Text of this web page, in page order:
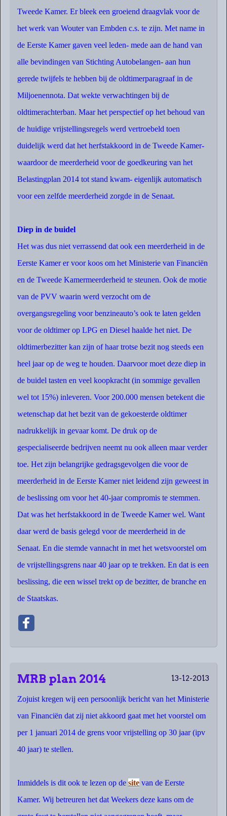
Tweede Kamer. Er bleek een groeiend draagvlak voor de
het werk van Wouter van Embden c.s. te zijn. Met name in
de Eerste Kamer gaven veel leden- mede aan de hand van
alle bevindingen van Stichting Autobelangen- aan hun
gerede twijfels te hebben bij de oldtimerparagraaf in de
Miljoenennota. Dat wekte verwachtingen bij de
oldtimerachterban. Maar het perspectief op het behoud van
de huidige vrijstellingsregels werd vertroebeld toen
duidelijk werd dat het herfstakkoord in de Tweede Kamer-
waardoor de meerderheid voor de goedkeuring van het
Belastingplan 2014 tot stand kwam- eigenlijk automatisch
voor een zelfde meerderheid zorgde in de Senaat.
Diep in de buidel
Het was dus niet verrassend dat ook een meerderheid in de
Eerste Kamer er voor koos om het Ministerie van Financiën
en de Tweede Kamermeerderheid te steunen. Ook de motie
van de PVV waarin werd verzocht om de
overgangsregeling voor benzineauto’s ook te laten gelden
voor de oldtimer op LPG en Diesel haalde het niet. De
oldtimerbezitter kan zijn of haar trotse bezit nog steeds een
heel jaar op de weg te houden. Daarvoor moet deze diep in
de buidel tasten en veel koopkracht (in sommige gevallen
wel tot 15%) inleveren. Voor 200.000 mensen betekent die
wetenschap dat het bezit van de gekoesterde oldtimer
nadrukkelijk in gevaar komt. De druk op de
gespecialiseerde bedrijven neemt nu ook alleen maar verder
toe. Het zijn belangrijke gedragsgevolgen die voor de
meerderheid in de Eerste Kamer niet leidend zijn geweest in
de beslissing om voor het 40-jaar compromis te stemmen.
Dat was het herfstakkoord in de Tweede Kamer wel. Want
daar werd de basis gelegd voor de meerderheid in de
Senaat. En die stemde vannacht in met het wetsvoorstel om
de vrijstellingsgrens naar 40 jaar op te trekken. En dat is een
beslissing, die een wissel trekt op de bezitter, de branche en
de Staatskas.
13-12-2013
MRB plan 2014
Zojuist kregen wij een persoonlijk bericht van het Ministerie
van Financiën dat zij niet akkoord gaat met het voorstel om
per 1 januari 2014 de grens voor vrijstelling op 30 jaar (ipv
40 jaar) te stellen.
Inmiddels is dit ook te lezen op de sitevan de Eerste
Kamer. Wij betreuren het dat Weekers deze kans om de